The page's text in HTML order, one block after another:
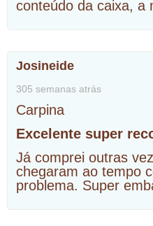
conteúdo da caixa, a
Josineide
305 semanas atrás
Carpina
Excelente super
Já comprei outras
chegaram ao tempo
problema. Super